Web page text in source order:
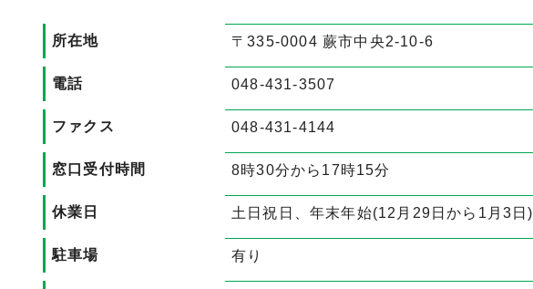
所在地 〒335-0004 蕨市中央2-10-6
電話 048-431-3507
ファクス 048-431-4144
窓口受付時間 8時30分から17時15分
休業日 土日祝日、年末年始(12月29日から1月3日)
駐車場 有り